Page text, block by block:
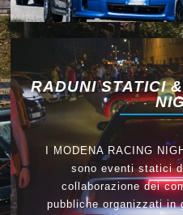
RADUNI STATICI
I MODENA RACING
sono eventi statici
collaborazione dei
pubbliche organizzati in